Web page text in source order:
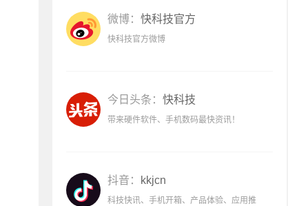
微博： 快科技官方
快科技官方微博
今日头条： 快科技
带来硬件软件、手机数码最快资讯！
抖音： kkjcn
科技快讯、手机开箱、产品体验、应用推